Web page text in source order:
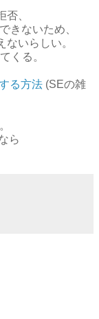
、
きないため、
いらしい。
くる。
る方法 (SEの雑
ら